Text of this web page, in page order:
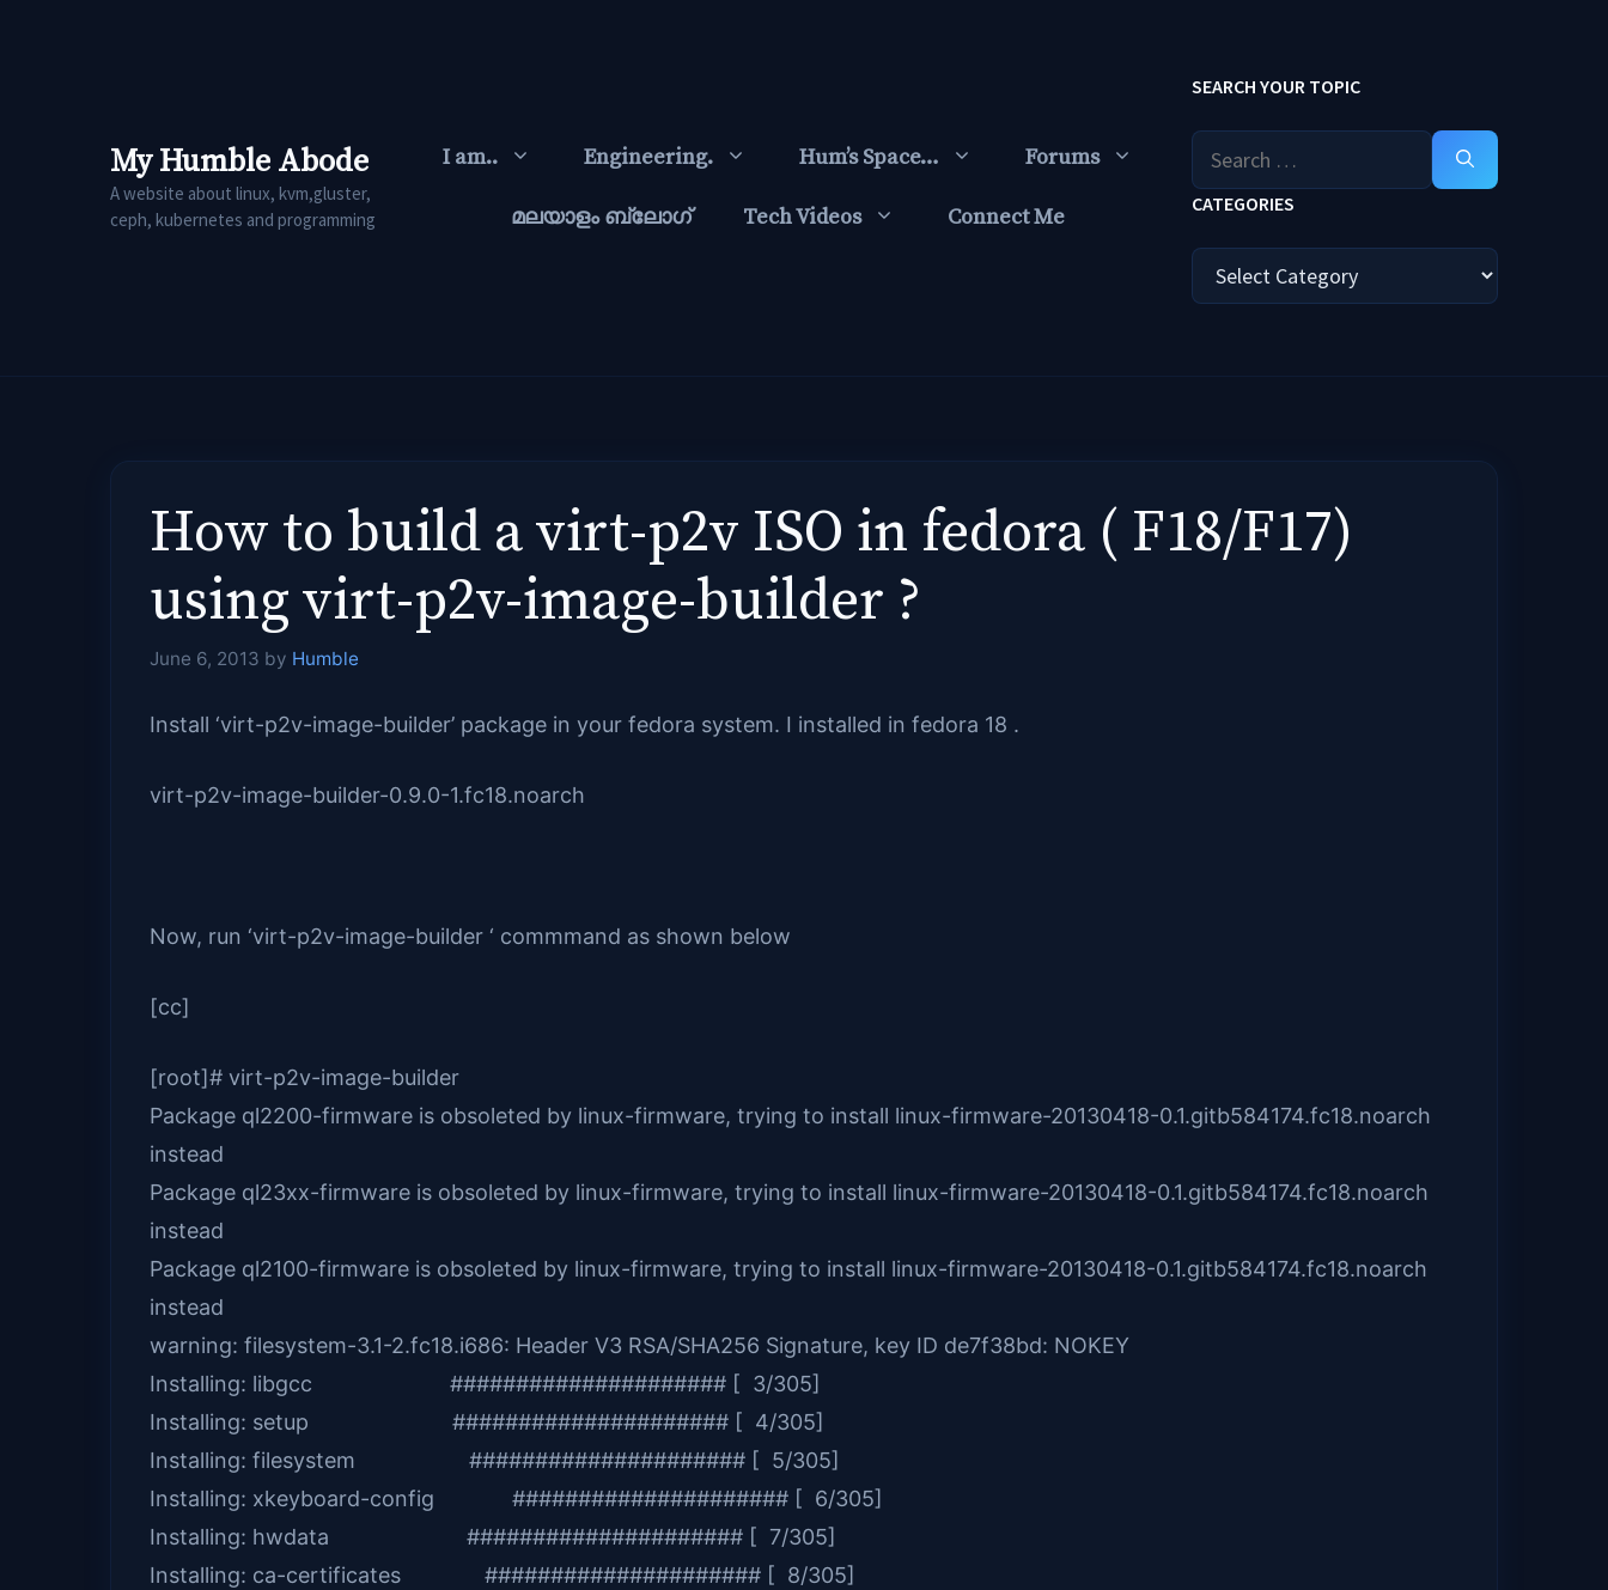
My Humble Abode
A website about linux, kvm,gluster,
ceph, kubernetes and programming
I am.. Engineering. Hum’s Space… Forums
മലയാളം ബ്ലോഗ്‌ Tech Videos Connect Me
SEARCH YOUR TOPIC
Search
for:
CATEGORIES
Categories
How to build a virt-p2v ISO in fedora ( F18/F17)
using virt-p2v-image-builder ?
June 6, 2013 by Humble
Install ‘virt-p2v-image-builder’ package in your fedora system. I installed in fedora 18 .
virt-p2v-image-builder-0.9.0-1.fc18.noarch
Now, run ‘virt-p2v-image-builder ‘ commmand as shown below
[cc]
[root]# virt-p2v-image-builder
Package ql2200-firmware is obsoleted by linux-firmware, trying to install linux-firmware-20130418-0.1.gitb584174.fc18.noarch
instead
Package ql23xx-firmware is obsoleted by linux-firmware, trying to install linux-firmware-20130418-0.1.gitb584174.fc18.noarch
instead
Package ql2100-firmware is obsoleted by linux-firmware, trying to install linux-firmware-20130418-0.1.gitb584174.fc18.noarch
instead
warning: filesystem-3.1-2.fc18.i686: Header V3 RSA/SHA256 Signature, key ID de7f38bd: NOKEY
Installing: libgcc ##################### [ 3/305]
Installing: setup ##################### [ 4/305]
Installing: filesystem ##################### [ 5/305]
Installing: xkeyboard-config ##################### [ 6/305]
Installing: hwdata ##################### [ 7/305]
Installing: ca-certificates ##################### [ 8/305]